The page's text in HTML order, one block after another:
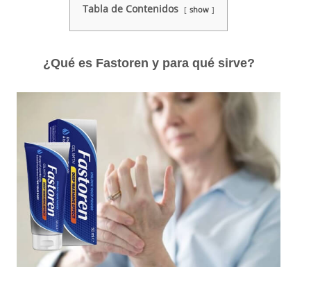
Tabla de Contenidos show
¿Qué es Fastoren y para qué sirve?